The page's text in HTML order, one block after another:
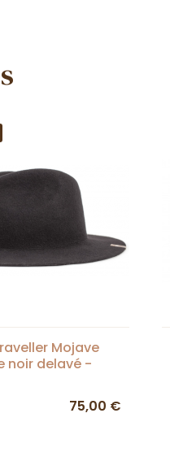
Mojave
noir delavé -
75,00 €